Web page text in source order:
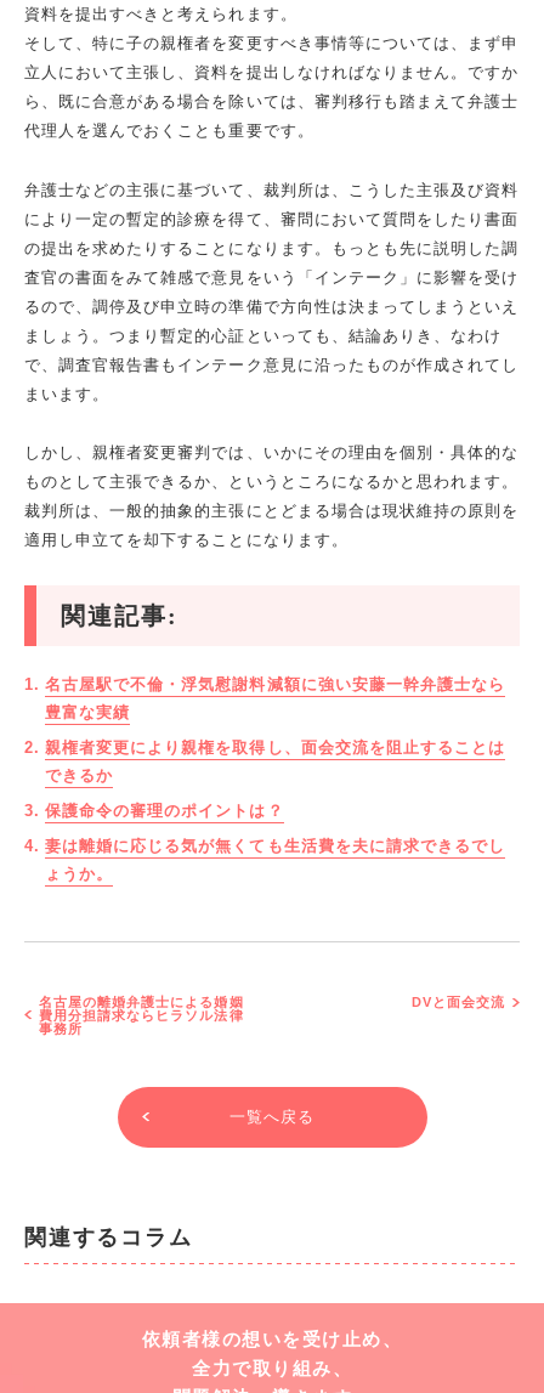
資料を提出すべきと考えられます。
そして、特に子の親権者を変更すべき事情等については、まず申
立人において主張し、資料を提出しなければなりません。ですか
ら、既に合意がある場合を除いては、審判移行も踏まえて弁護士
代理人を選んでおくことも重要です。
弁護士などの主張に基づいて、裁判所は、こうした主張及び資料
により一定の暫定的診療を得て、審問において質問をしたり書面
の提出を求めたりすることになります。もっとも先に説明した調
査官の書面をみて雑感で意見をいう「インテーク」に影響を受け
るので、調停及び申立時の準備で方向性は決まってしまうといえ
ましょう。つまり暫定的心証といっても、結論ありき、なわけ
で、調査官報告書もインテーク意見に沿ったものが作成されてし
まいます。
しかし、親権者変更審判では、いかにその理由を個別・具体的な
ものとして主張できるか、というところになるかと思われます。
裁判所は、一般的抽象的主張にとどまる場合は現状維持の原則を
適用し申立てを却下することになります。
関連記事:
名古屋駅で不倫・浮気慰謝料減額に強い安藤一幹弁護士なら
豊富な実績
親権者変更により親権を取得し、面会交流を阻止することは
できるか
保護命令の審理のポイントは？
妻は離婚に応じる気が無くても生活費を夫に請求できるでし
ょうか。
名古屋の離婚弁護士による婚姻
費用分担請求ならヒラソル法律
事務所
DVと面会交流
一覧へ戻る
関連するコラム
依頼者様の想いを受け止め、
全力で取り組み、